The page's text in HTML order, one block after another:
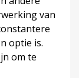
van
optie is.
om te